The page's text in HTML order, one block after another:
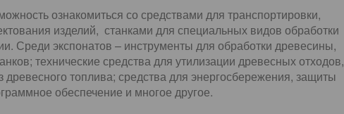
ознакомиться со средствами для транспортировки,
изделий, станками для специальных видов обработки
Среди экспонатов – инструменты для обработки древесины,
технические средства для утилизации древесных отходов,
древесного топлива; средства для энергосбережения, защиты
обеспечение и многое другое.